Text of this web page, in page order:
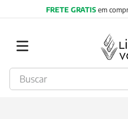
FRETE GRATISem
Buscar
TERMOS MAIS BUSCADOS